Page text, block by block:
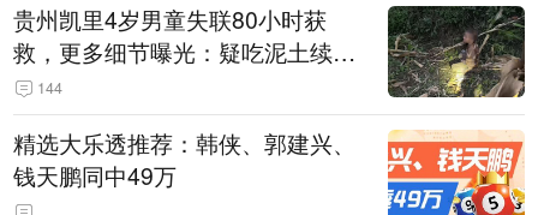
贵州凯里4岁男童失联80小时获
救，更多细节曝光：疑吃泥土续
命，搜救至20米附近错过多找3天
144
精选大乐透推荐：韩侠、郭建兴、
钱天鹏同中49万